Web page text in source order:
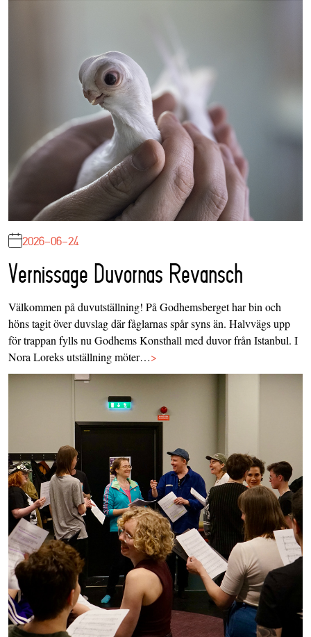
2026-06-24
Vernissage Duvornas Revansch
Välkommen på duvutställning! På Godhemsberget har bin och
höns tagit över duvslag där fåglarnas spår syns än. Halvvägs upp
för trappan fylls nu Godhems Konsthall med duvor från Istanbul. I
Nora Loreks utställning möter…>